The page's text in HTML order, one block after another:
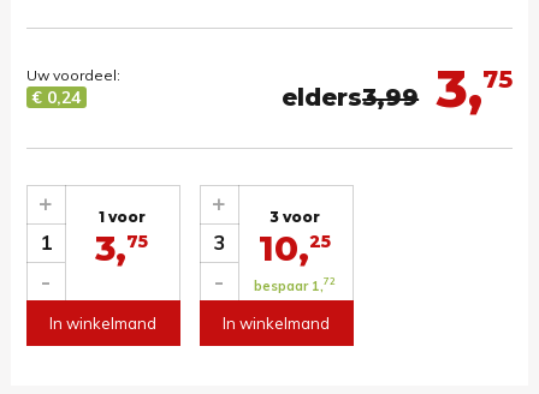
3,75
elders3,99
Uw voordeel:
€ 0,24
1
-
+ 1 voor
3,75
In winkelmand
3
-
+ 3 voor
10,25
bespaar 1,72
In winkelmand